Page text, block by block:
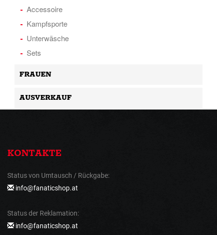
Accessoire
Kampfsporte
Unterwäsche
Sets
FRAUEN
AUSVERKAUF
KONTAKTE
Status von Umtausch / Rückgabe:
info@fanaticshop.at
Status der Reklamation:
info@fanaticshop.at